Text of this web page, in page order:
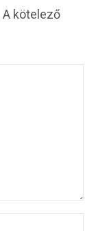
A kötelező